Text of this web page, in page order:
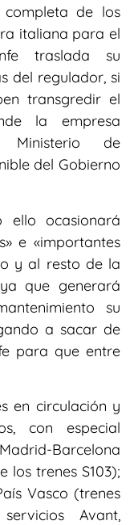
de los
italiana para el
traslada su
del regulador, si
transgredir el
la empresa
Ministerio de
del Gobierno
ello ocasionará
e «importantes
y al resto de la
que generará
su
a sacar de
para que entre
en circulación y
con especial
Barcelona
los trenes S103);
Vasco (trenes
Avant,